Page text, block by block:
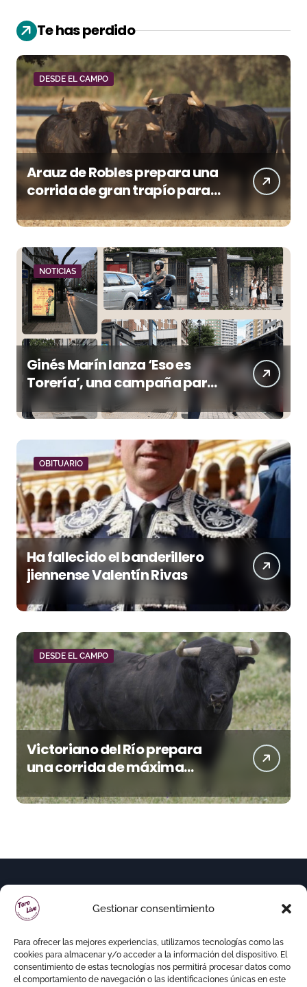
Gestionar consentimiento
Para ofrecer las mejores experiencias, utilizamos tecnologías como las
cookies para almacenar y/o acceder a la información del dispositivo. El
consentimiento de estas tecnologías nos permitirá procesar datos como
el comportamiento de navegación o las identificaciones únicas en este
Te has perdido
DESDE EL CAMPO
Arauz de Robles prepara una
corrida de gran trapío para
la despedida de Víctor Puerto
en Ciudad Real (Vídeo)
NOTICIAS
Ginés Marín lanza ‘Eso es
Torería’, una campaña para
reivindicar los valores del
toreo más allá del ruedo
OBITUARIO
Ha fallecido el banderillero
jiennense Valentín Rivas
DESDE EL CAMPO
Victoriano del Río prepara
una corrida de máxima
seriedad para Ciudad Real
(En Vídeo)